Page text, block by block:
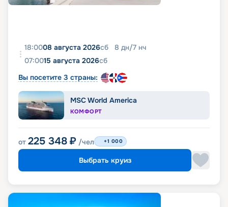
18:0008 августа 2026сб 8 дн/7 нч
07:0015 августа 2026сб
Вы посетите 3 страны:
MSC World America
КОМФОРТ
от 225 348 ₽ /чел +1 000
Выбрать круиз